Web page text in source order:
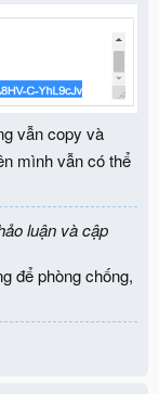
vẫn copy và
mình vẫn có thể
luận và cập
để phòng chống,